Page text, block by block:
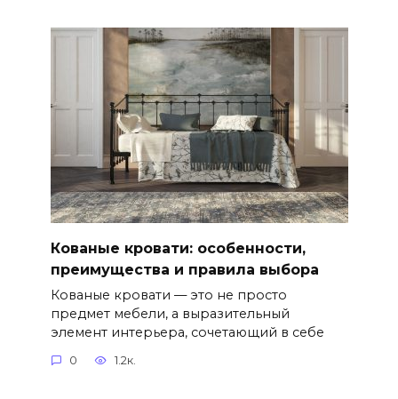
Кованые кровати: особенности,
преимущества и правила выбора
Кованые кровати — это не просто
предмет мебели, а выразительный
элемент интерьера, сочетающий в себе
0 1.2к.